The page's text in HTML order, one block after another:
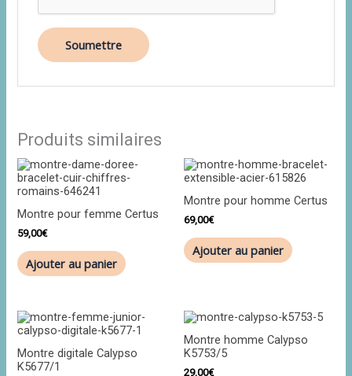
Produits similaires
Montre pour femme Certus
59,00€
Ajouter au panier
Montre pour homme Certus
69,00€
Ajouter au panier
Montre digitale Calypso
K5677/1
Montre homme Calypso
K5753/5
29,00€